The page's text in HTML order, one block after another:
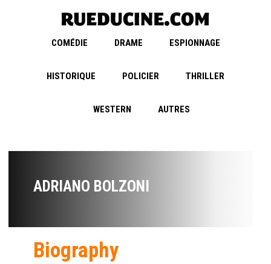
COMÉDIE DRAME ESPIONNAGE
HISTORIQUE POLICIER THRILLER
WESTERN AUTRES
ADRIANO BOLZONI
Biography